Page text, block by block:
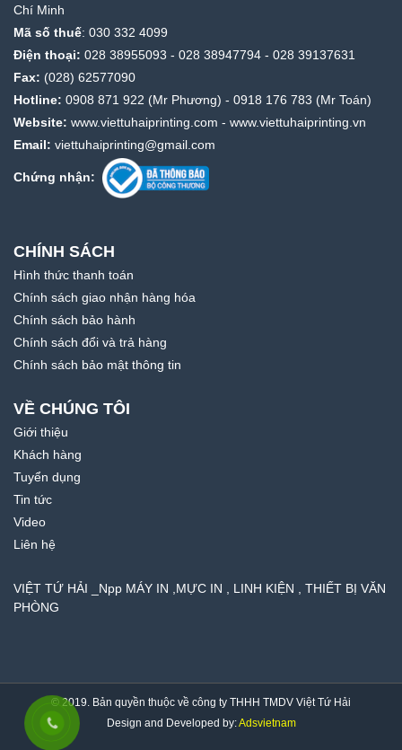
Chí Minh
Mã số thuế: 030 332 4099
Điện thoại: 028 38955093 - 028 38947794 - 028 39137631
Fax: (028) 62577090
Hotline: 0908 871 922 (Mr Phương) - 0918 176 783 (Mr Toán)
Website: www.viettuhaiprinting.com - www.viettuhaiprinting.vn
Email: viettuhaiprinting@gmail.com
Chứng nhận:
CHÍNH SÁCH
Hình thức thanh toán
Chính sách giao nhận hàng hóa
Chính sách bảo hành
Chính sách đổi và trả hàng
Chính sách bảo mật thông tin
VỀ CHÚNG TÔI
Giới thiệu
Khách hàng
Tuyển dụng
Tin tức
Video
Liên hệ
VIỆT TỨ HẢI _Npp MÁY IN ,MỰC IN , LINH KIỆN , THIẾT BỊ VĂN
PHÒNG
© 2019. Bản quyền thuộc về công ty THHH TMDV Việt Tứ Hải
Design and Developed by:Adsvietnam